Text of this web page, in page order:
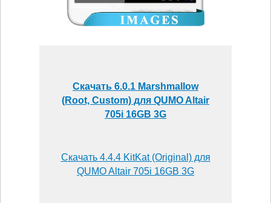
Скачать 6.0.1 Marshmallow
(Root, Custom) для QUMO Altair
705i 16GB 3G
Скачать 4.4.4 KitKat (Original) для
QUMO Altair 705i 16GB 3G